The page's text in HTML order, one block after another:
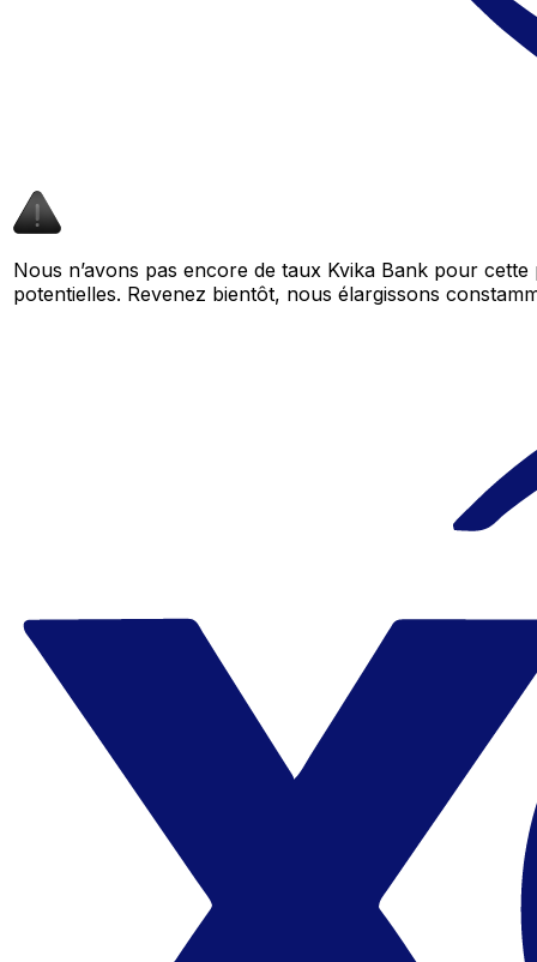
Nous n’avons pas encore de taux Kvika Bank pour
potentielles. Revenez bientôt, nous élargissons